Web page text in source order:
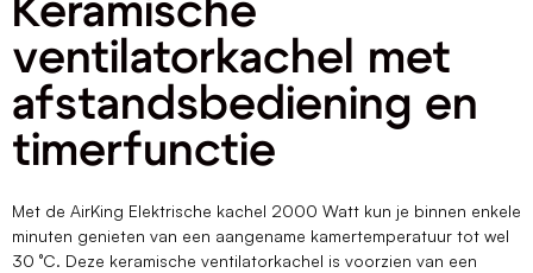
Keramische
ventilatorkachel met
afstandsbediening en
timerfunctie
Met de AirKing Elektrische kachel 2000 Watt kun je binnen enkele
minuten genieten van een aangename kamertemperatuur tot wel
30 °C. Deze keramische ventilatorkachel is voorzien van een